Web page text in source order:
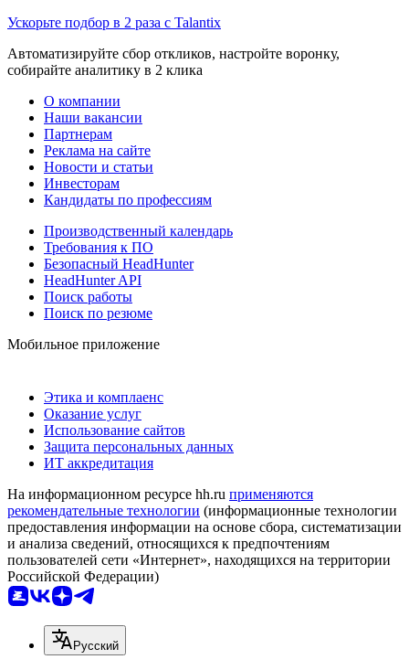
Ускорьте подбор в 2 раза с Talantix
Автоматизируйте сбор откликов, настройте воронку,
собирайте аналитику в 2 клика
О компании
Наши вакансии
Партнерам
Реклама на сайте
Новости и статьи
Инвесторам
Кандидаты по профессиям
Производственный календарь
Требования к ПО
Безопасный HeadHunter
HeadHunter API
Поиск работы
Поиск по резюме
Мобильное приложение
Этика и комплаенс
Оказание услуг
Использование сайтов
Защита персональных данных
ИТ аккредитация
На информационном ресурсе hh.ru применяются
рекомендательные технологии (информационные технологии
предоставления информации на основе сбора, систематизации
и анализа сведений, относящихся к предпочтениям
пользователей сети «Интернет», находящихся на территории
Российской Федерации)
Русский